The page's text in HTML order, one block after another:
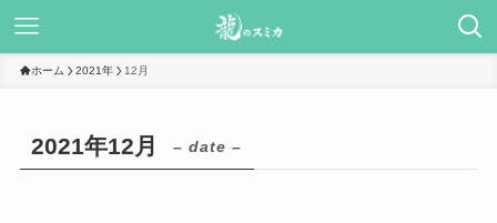
ホーム 2021年 12月
2021年12月 – date –